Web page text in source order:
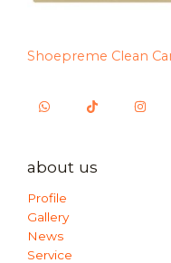
Shoepreme Clean
about us
Profile
Gallery
News
Service